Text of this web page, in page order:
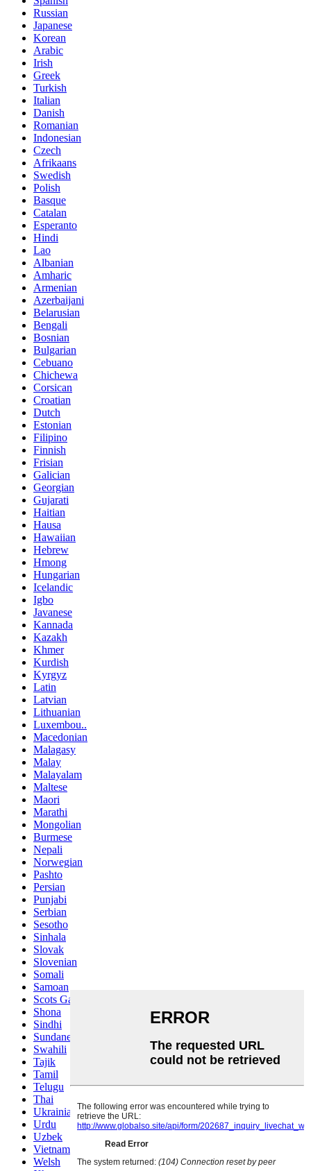
Russian
Japanese
Korean
Arabic
Irish
Greek
Turkish
Italian
Danish
Romanian
Indonesian
Czech
Afrikaans
Swedish
Polish
Basque
Catalan
Esperanto
Hindi
Lao
Albanian
Amharic
Armenian
Azerbaijani
Belarusian
Bengali
Bosnian
Bulgarian
Cebuano
Chichewa
Corsican
Croatian
Dutch
Estonian
Filipino
Finnish
Frisian
Galician
Georgian
Gujarati
Haitian
Hausa
Hawaiian
Hebrew
Hmong
Hungarian
Icelandic
Igbo
Javanese
Kannada
Kazakh
Khmer
Kurdish
Kyrgyz
Latin
Latvian
Lithuanian
Luxembou..
Macedonian
Malagasy
Malay
Malayalam
Maltese
Maori
Marathi
Mongolian
Burmese
Nepali
Norwegian
Pashto
Persian
Punjabi
Serbian
Sesotho
Sinhala
Slovak
Slovenian
Somali
Samoan
Scots Gaelic
Shona
Sindhi
Sundanese
Swahili
Tajik
Tamil
Telugu
Thai
Ukrainian
Urdu
Uzbek
Vietnamese
Welsh